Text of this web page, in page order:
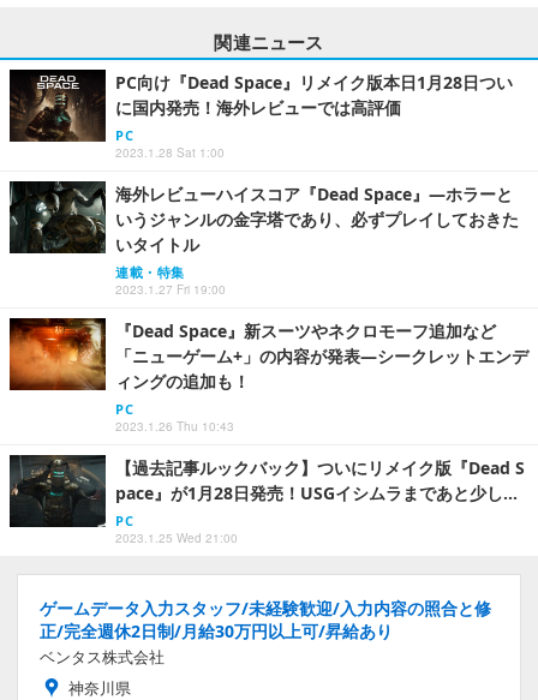
関連ニュース
PC向け『Dead Space』リメイク版本日1月28日つい
に国内発売！海外レビューでは高評価
PC
2023.1.28 Sat 1:00
海外レビューハイスコア『Dead Space』―ホラーと
いうジャンルの金字塔であり、必ずプレイしておきた
いタイトル
連載・特集
2023.1.27 Fri 19:00
『Dead Space』新スーツやネクロモーフ追加など
「ニューゲーム+」の内容が発表―シークレットエンデ
ィングの追加も！
PC
2023.1.26 Thu 10:43
【過去記事ルックバック】ついにリメイク版『Dead S
pace』が1月28日発売！USGイシムラまであと少し…
PC
2023.1.25 Wed 21:00
ゲームデータ入力スタッフ/未経験歓迎/入力内容の照合と修
正/完全週休2日制/月給30万円以上可/昇給あり
ベンタス株式会社
神奈川県